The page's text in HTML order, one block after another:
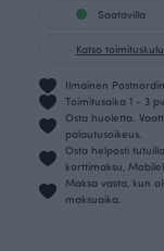
Saatavilla
Katso
Ilmainen
Toimitusaika 1 - 3 pv
Osta huoletta.
palautusoikeus.
Osta helposti
korttimaksu,
Maksa vasta, kun
maksuaika.